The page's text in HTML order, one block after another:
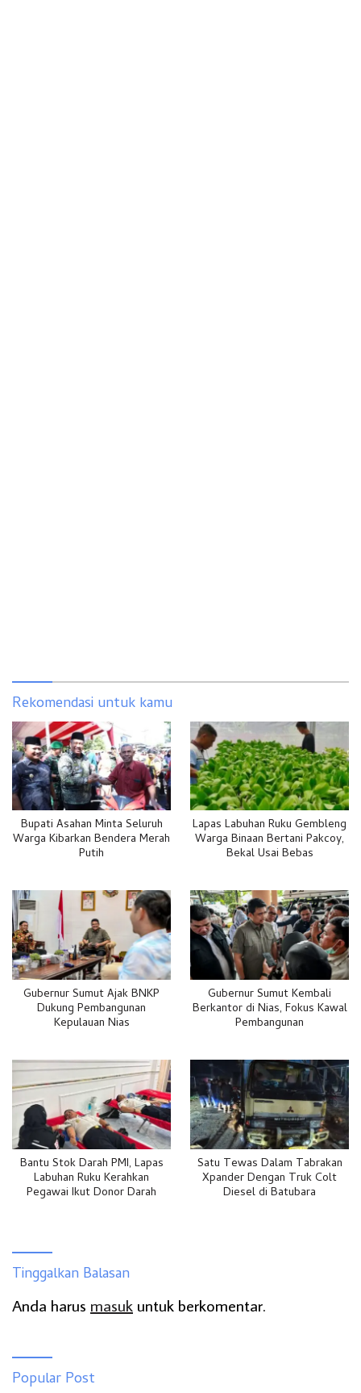
Rekomendasi untuk kamu
Bupati Asahan Minta Seluruh
Warga Kibarkan Bendera Merah
Putih
Lapas Labuhan Ruku Gembleng
Warga Binaan Bertani Pakcoy,
Bekal Usai Bebas
Gubernur Sumut Ajak BNKP
Dukung Pembangunan
Kepulauan Nias
Gubernur Sumut Kembali
Berkantor di Nias, Fokus Kawal
Pembangunan
Bantu Stok Darah PMI, Lapas
Labuhan Ruku Kerahkan
Pegawai Ikut Donor Darah
Satu Tewas Dalam Tabrakan
Xpander Dengan Truk Colt
Diesel di Batubara
Tinggalkan Balasan
Anda harus masuk untuk berkomentar.
Popular Post